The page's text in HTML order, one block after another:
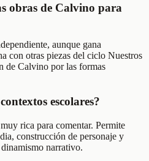
obras de Calvino para
aunque gana
con otras piezas del ciclo Nuestros
de Calvino por las formas
escolares?
rica para comentar. Permite
construcción de personaje y
narrativo.